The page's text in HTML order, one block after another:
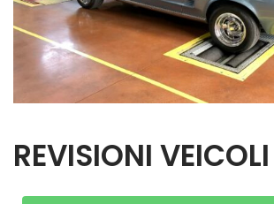
REVISIONI VEICOLI